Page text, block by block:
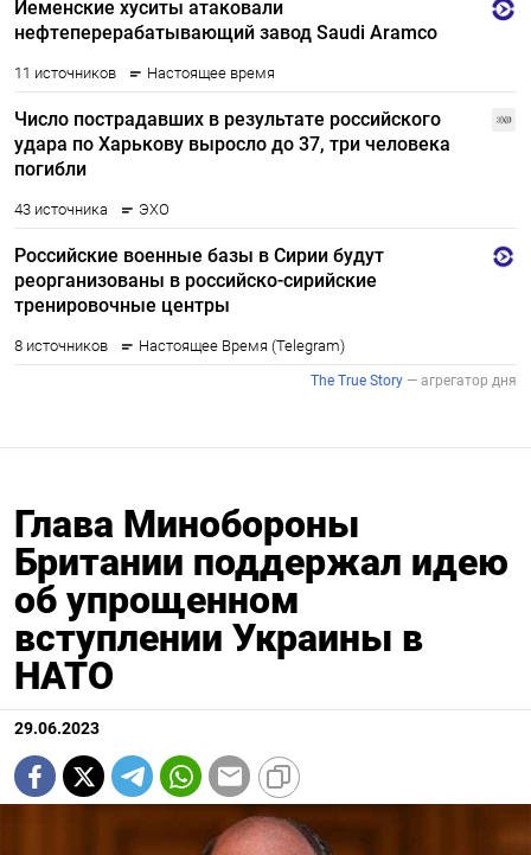
Глава Минобороны
Британии поддержал идею
об упрощенном
вступлении Украины в
НАТО
29.06.2023